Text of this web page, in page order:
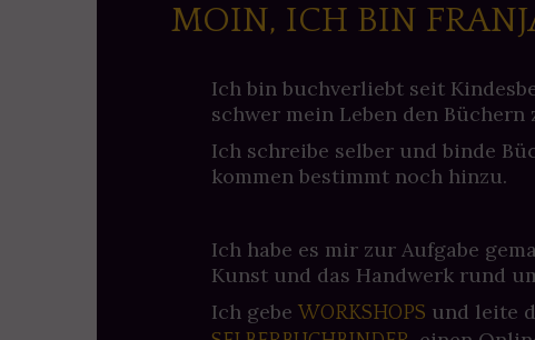
MOIN, ICH BIN
Ich bin buchverliebt seit
schwer mein Leben den Büchern
Ich schreibe selber und binde
kommen bestimmt noch hinzu.
Ich habe es mir zur Aufgabe
Kunst und das Handwerk rund
Ich gebeWORKSHOPS und leite